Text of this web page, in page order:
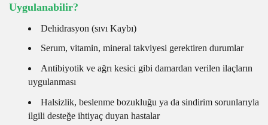
Uygulanabilir?
Dehidrasyon (sıvı Kaybı)
Serum, vitamin, mineral takviyesi gerektiren durumlar
Antibiyotik ve ağrı kesici gibi damardan verilen ilaçların
uygulanması
Halsizlik, beslenme bozukluğu ya da sindirim sorunlarıyla
ilgili desteğe ihtiyaç duyan hastalar